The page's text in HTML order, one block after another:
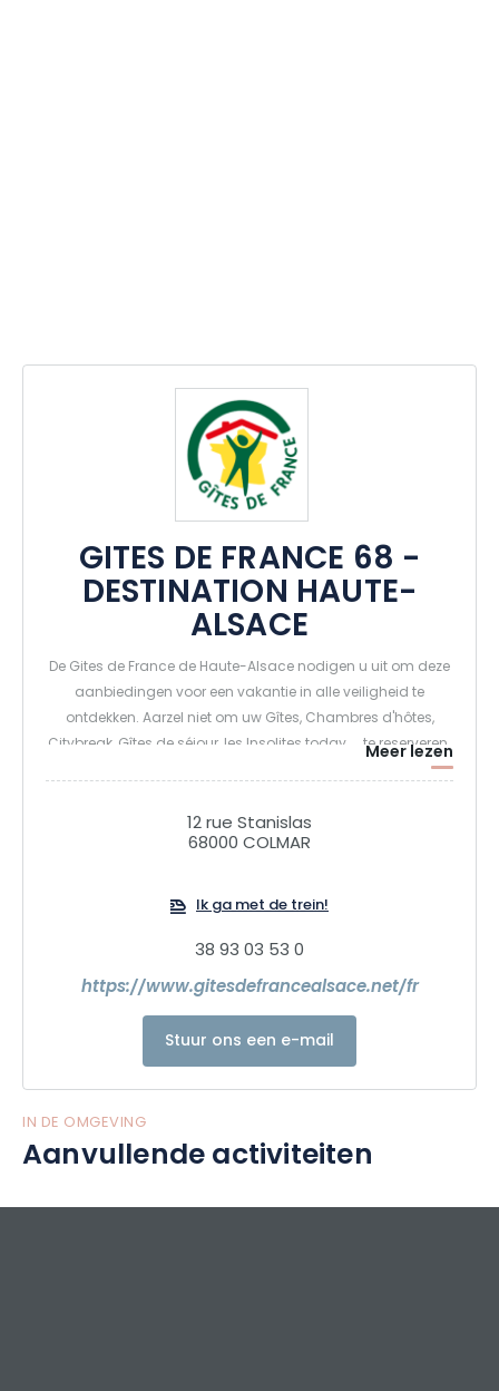
GITES DE FRANCE 68 -
DESTINATION HAUTE-
ALSACE
De Gites de France de Haute-Alsace nodigen u uit om deze
aanbiedingen voor een vakantie in alle veiligheid te
ontdekken. Aarzel niet om uw Gîtes, Chambres d'hôtes,
Citybreak, Gîtes de séjour, les Insolites today.... te reserveren.
Meer lezen
12 rue Stanislas
68000 COLMAR
Ik ga met de trein!
38 93 03 53 0
https://www.gitesdefrancealsace.net/fr
Stuur ons een e-mail
IN DE OMGEVING
Aanvullende activiteiten